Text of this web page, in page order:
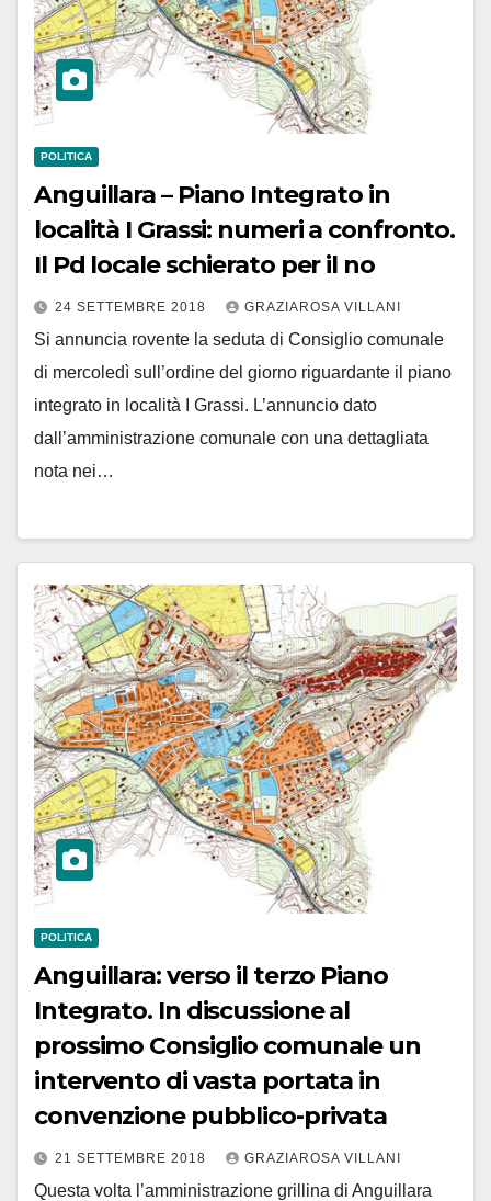
POLITICA
Anguillara – Piano Integrato in
località I Grassi: numeri a confronto.
Il Pd locale schierato per il no
24 SETTEMBRE 2018 GRAZIAROSA VILLANI
Si annuncia rovente la seduta di Consiglio comunale
di mercoledì sull’ordine del giorno riguardante il piano
integrato in località I Grassi. L’annuncio dato
dall’amministrazione comunale con una dettagliata
nota nei…
POLITICA
Anguillara: verso il terzo Piano
Integrato. In discussione al
prossimo Consiglio comunale un
intervento di vasta portata in
convenzione pubblico-privata
21 SETTEMBRE 2018 GRAZIAROSA VILLANI
Questa volta l’amministrazione grillina di Anguillara